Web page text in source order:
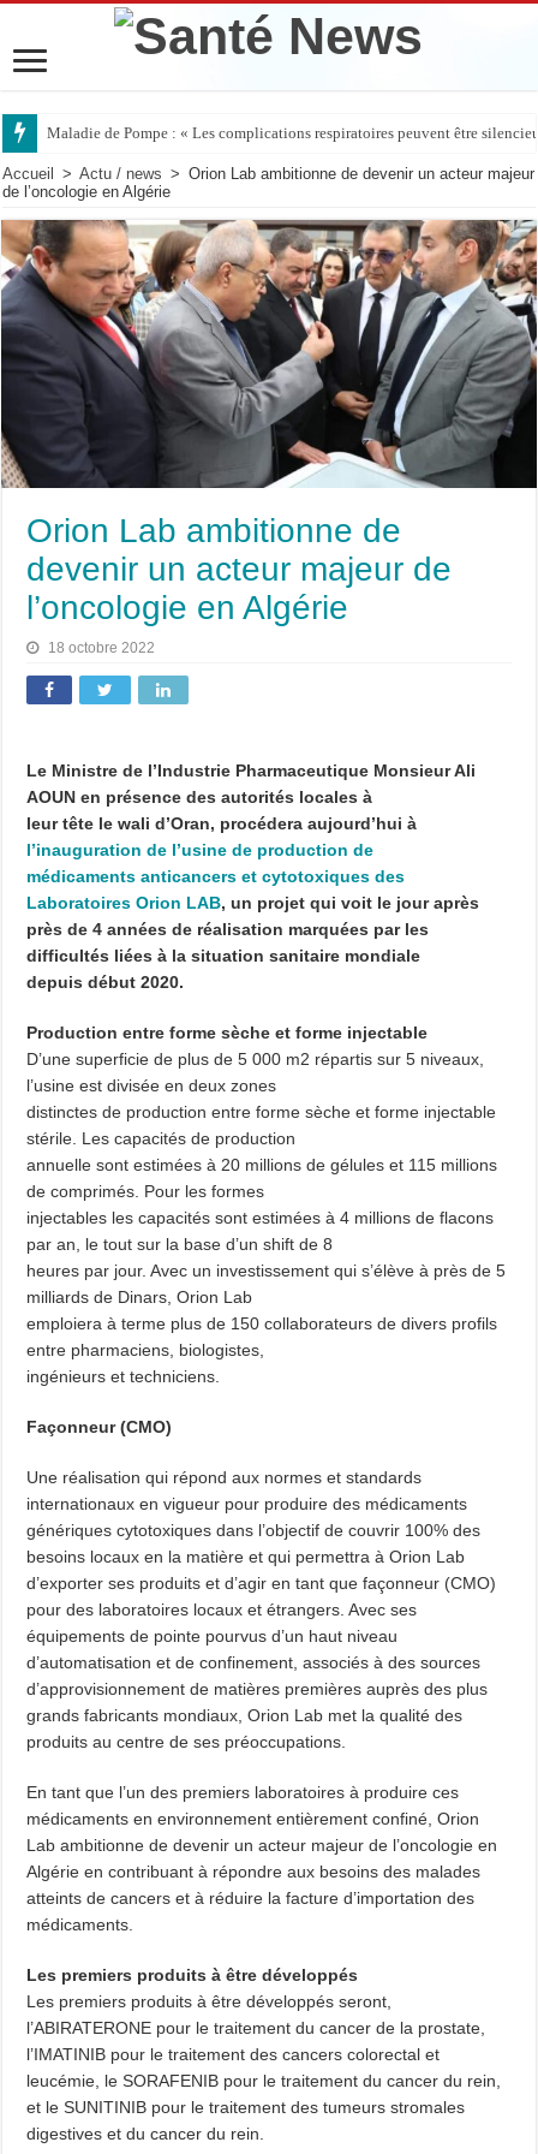
Maladie de Pompe : « Les complications respiratoires peuvent être
Accueil > Actu / news > Orion Lab ambitionne de devenir un acteur majeur
de l’oncologie en Algérie
Orion Lab ambitionne de
devenir un acteur majeur de
l’oncologie en Algérie
18 octobre 2022
Le Ministre de l’Industrie Pharmaceutique Monsieur Ali
AOUN en présence des autorités locales à
leur tête le wali d’Oran, procédera aujourd’hui à
l’inauguration de l’usine de production de
médicaments anticancers et cytotoxiques des
Laboratoires Orion LAB, un projet qui voit le jour après
près de 4 années de réalisation marquées par les
difficultés liées à la situation sanitaire mondiale
depuis début 2020.
Production entre forme sèche et forme injectable
D’une superficie de plus de 5 000 m2 répartis sur 5 niveaux,
l’usine est divisée en deux zones
distinctes de production entre forme sèche et forme injectable
stérile. Les capacités de production
annuelle sont estimées à 20 millions de gélules et 115 millions
de comprimés. Pour les formes
injectables les capacités sont estimées à 4 millions de flacons
par an, le tout sur la base d’un shift de 8
heures par jour. Avec un investissement qui s’élève à près de 5
milliards de Dinars, Orion Lab
emploiera à terme plus de 150 collaborateurs de divers profils
entre pharmaciens, biologistes,
ingénieurs et techniciens.
Façonneur (CMO)
Une réalisation qui répond aux normes et standards
internationaux en vigueur pour produire des médicaments
génériques cytotoxiques dans l’objectif de couvrir 100% des
besoins locaux en la matière et qui permettra à Orion Lab
d’exporter ses produits et d’agir en tant que façonneur (CMO)
pour des laboratoires locaux et étrangers. Avec ses
équipements de pointe pourvus d’un haut niveau
d’automatisation et de confinement, associés à des sources
d’approvisionnement de matières premières auprès des plus
grands fabricants mondiaux, Orion Lab met la qualité des
produits au centre de ses préoccupations.
En tant que l’un des premiers laboratoires à produire ces
médicaments en environnement entièrement confiné, Orion
Lab ambitionne de devenir un acteur majeur de l’oncologie en
Algérie en contribuant à répondre aux besoins des malades
atteints de cancers et à réduire la facture d’importation des
médicaments.
Les premiers produits à être développés
Les premiers produits à être développés seront,
l’ABIRATERONE pour le traitement du cancer de la prostate,
l’IMATINIB pour le traitement des cancers colorectal et
leucémie, le SORAFENIB pour le traitement du cancer du rein,
et le SUNITINIB pour le traitement des tumeurs stromales
digestives et du cancer du rein.